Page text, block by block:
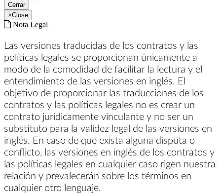
Cerrar
×Close
Nota Legal
Las versiones traducidas de los contratos y las
políticas legales se proporcionan únicamente a
modo de la comodidad de facilitar la lectura y el
entendimiento de las versiones en inglés. El
objetivo de proporcionar las traducciones de los
contratos y las políticas legales no es crear un
contrato jurídicamente vinculante y no ser un
substituto para la validez legal de las versiones en
inglés. En caso de que exista alguna disputa o
conflicto, las versiones en inglés de los contratos y
las políticas legales en cualquier caso rigen nuestra
relación y prevalecerán sobre los términos en
cualquier otro lenguaje.